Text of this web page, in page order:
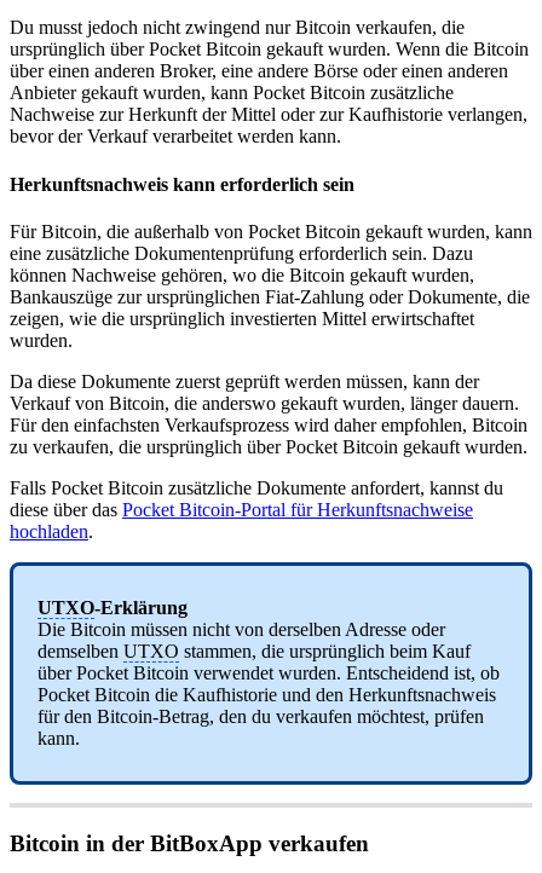
Du musst jedoch nicht zwingend nur Bitcoin verkaufen, die
ursprünglich über Pocket Bitcoin gekauft wurden. Wenn die Bitcoin
über einen anderen Broker, eine andere Börse oder einen anderen
Anbieter gekauft wurden, kann Pocket Bitcoin zusätzliche
Nachweise zur Herkunft der Mittel oder zur Kaufhistorie verlangen,
bevor der Verkauf verarbeitet werden kann.
Herkunftsnachweis kann erforderlich sein
Für Bitcoin, die außerhalb von Pocket Bitcoin gekauft wurden, kann
eine zusätzliche Dokumentenprüfung erforderlich sein. Dazu
können Nachweise gehören, wo die Bitcoin gekauft wurden,
Bankauszüge zur ursprünglichen Fiat-Zahlung oder Dokumente, die
zeigen, wie die ursprünglich investierten Mittel erwirtschaftet
wurden.
Da diese Dokumente zuerst geprüft werden müssen, kann der
Verkauf von Bitcoin, die anderswo gekauft wurden, länger dauern.
Für den einfachsten Verkaufsprozess wird daher empfohlen, Bitcoin
zu verkaufen, die ursprünglich über Pocket Bitcoin gekauft wurden.
Falls Pocket Bitcoin zusätzliche Dokumente anfordert, kannst du
diese über das Pocket Bitcoin-Portal für Herkunftsnachweise
hochladen.
UTXO-Erklärung
Die Bitcoin müssen nicht von derselben Adresse oder
demselben UTXO stammen, die ursprünglich beim Kauf
über Pocket Bitcoin verwendet wurden. Entscheidend ist, ob
Pocket Bitcoin die Kaufhistorie und den Herkunftsnachweis
für den Bitcoin-Betrag, den du verkaufen möchtest, prüfen
kann.
Bitcoin in der BitBoxApp verkaufen